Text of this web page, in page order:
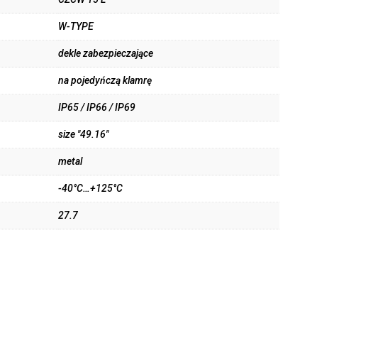
W-TYPE
dekle zabezpieczające
na pojedyńczą klamrę
IP65 / IP66 / IP69
size "49.16"
metal
-40°C…+125°C
27.7